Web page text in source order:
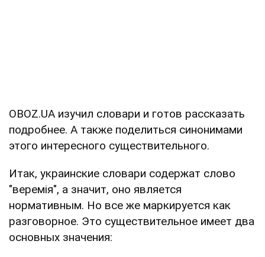
OBOZ.UA изучил словари и готов рассказать
подробнее. А также поделиться синонимами
этого интересного существительного.
Итак, украинские словари содержат слово
"веремія", а значит, оно является
нормативным. Но все же маркируется как
разговорное. Это существительное имеет два
основных значения: